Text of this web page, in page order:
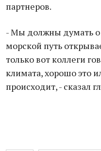
партнеров.
- Мы должны думать
морской путь
только вот коллеги
климата, хорошо это
происходит, - сказал